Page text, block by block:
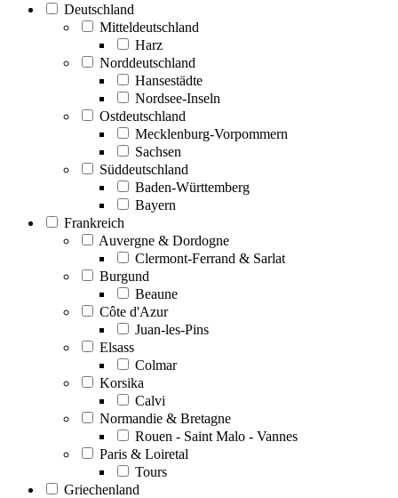
Deutschland
Mitteldeutschland
Harz
Norddeutschland
Hansestädte
Nordsee-Inseln
Ostdeutschland
Mecklenburg-Vorpommern
Sachsen
Süddeutschland
Baden-Württemberg
Bayern
Frankreich
Auvergne & Dordogne
Clermont-Ferrand & Sarlat
Burgund
Beaune
Côte d'Azur
Juan-les-Pins
Elsass
Colmar
Korsika
Calvi
Normandie & Bretagne
Rouen - Saint Malo - Vannes
Paris & Loiretal
Tours
Griechenland